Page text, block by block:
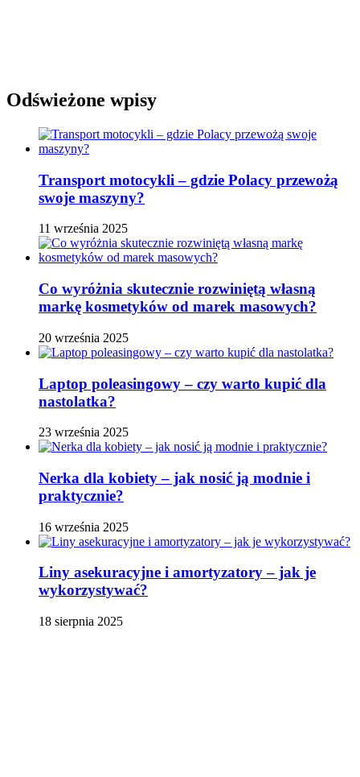
Odświeżone wpisy
Transport motocykli – gdzie Polacy przewożą
swoje maszyny?
11 września 2025
Co wyróżnia skutecznie rozwiniętą własną
markę kosmetyków od marek masowych?
20 września 2025
Laptop poleasingowy – czy warto kupić dla
nastolatka?
23 września 2025
Nerka dla kobiety – jak nosić ją modnie i
praktycznie?
16 września 2025
Liny asekuracyjne i amortyzatory – jak je
wykorzystywać?
18 sierpnia 2025